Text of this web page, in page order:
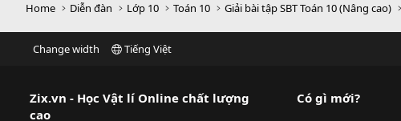
Home Diễn đàn Lớp 10 Toán 10 Giải bài tập SBT Toán 10 (Nâng cao)
Change width Tiếng Việt
Zix.vn - Học Vật lí Online chất lượng
cao
Có gì mới?